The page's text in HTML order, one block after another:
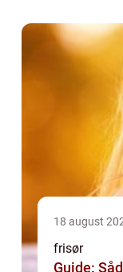
18 august
frisør
Guide: